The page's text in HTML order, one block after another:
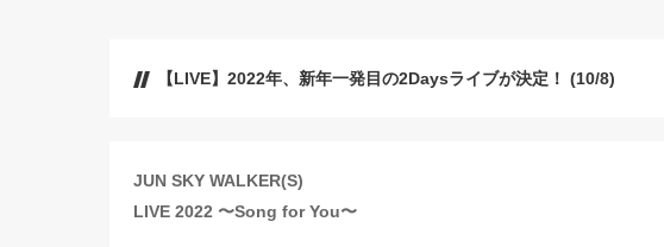
【LIVE】2022年、新年一発目の2Daysライブが決定！ (10/8)
JUN SKY WALKER(S)
LIVE 2022 〜Song for You〜